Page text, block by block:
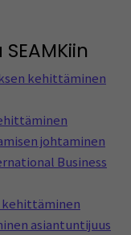
kehittäminen
johtaminen
Business
kehittäminen
asiantuntijuus